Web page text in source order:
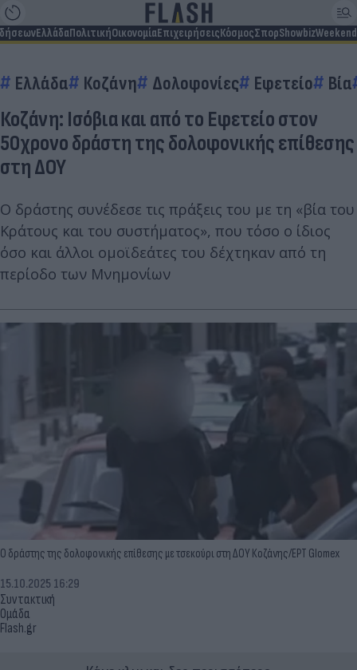
ΕλλάδαΠολιτικήΟικονομίαΕπιχειρήσειςΚόσμοςΣπορShowbizWeekend
Ελλάδα Κοζάνη Δολοφονίες Εφετείο Βία
Κοζάνη: Ισόβια και από το Εφετείο στον
50χρονο δράστη της δολοφονικής επίθεσης
στη ΔΟΥ
Ο δράστης συνέδεσε τις πράξεις του με τη «βία του
Κράτους και του συστήματος», που τόσο ο ίδιος
όσο και άλλοι ομοϊδεάτες του δέχτηκαν από τη
περίοδο των Μνημονίων
Ο δράστης της δολοφονικής επίθεσης με τσεκούρι στη ΔΟΥ Κοζάνης/ΕΡΤ Glomex
Συντακτική
Ομάδα
Flash.gr
15.10.2025 16:29